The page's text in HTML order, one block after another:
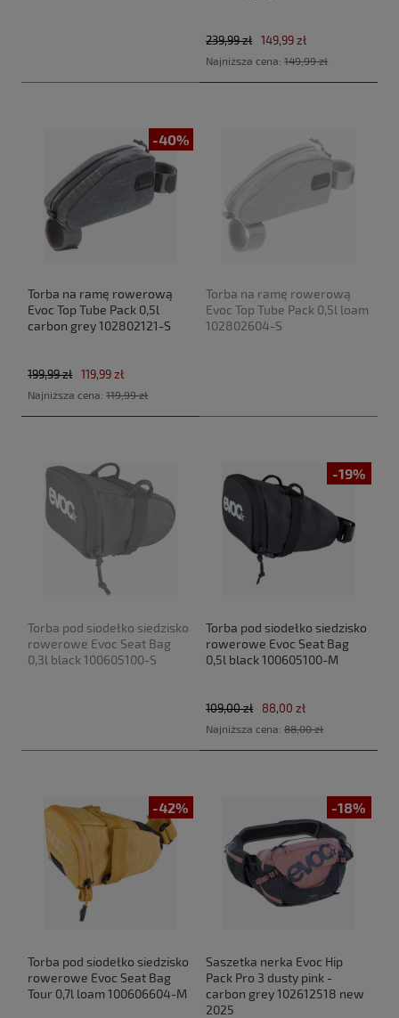
149,99 zł
239,99 zł
Najniższa cena:149,99 zł
-40%
Torba na ramę rowerową
Evoc Top Tube Pack 0,5l
carbon grey 102802121-S
119,99 zł
199,99 zł
Najniższa cena:119,99 zł
Torba na ramę rowerową
Evoc Top Tube Pack 0,5l loam
102802604-S
Torba pod siodełko siedzisko
rowerowe Evoc Seat Bag
0,3l black 100605100-S
-19%
Torba pod siodełko siedzisko
rowerowe Evoc Seat Bag
0,5l black 100605100-M
88,00 zł
109,00 zł
Najniższa cena:88,00 zł
-42%
Torba pod siodełko siedzisko
rowerowe Evoc Seat Bag
Tour 0,7l loam 100606604-M
-18%
Saszetka nerka Evoc Hip
Pack Pro 3 dusty pink -
carbon grey 102612518 new
2025